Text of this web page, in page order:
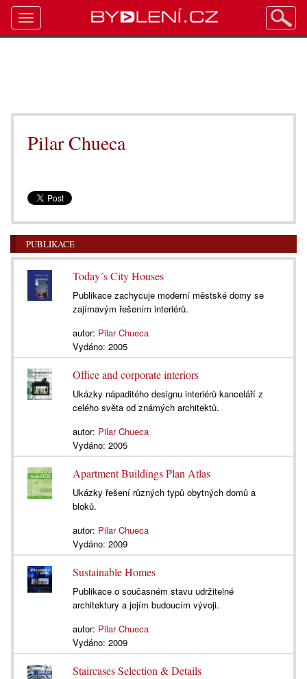
Pilar Chueca
PUBLIKACE
Today´s City Houses
Publikace zachycuje moderní městské domy se
zajímavým řešením interiérů.
autor: Pilar Chueca
Vydáno: 2005
Office and corporate interiors
Ukázky nápaditého designu interiérů kanceláří z
celého světa od známých architektů.
autor: Pilar Chueca
Vydáno: 2005
Apartment Buildings Plan Atlas
Ukázky řešení různých typů obytných domů a
bloků.
autor: Pilar Chueca
Vydáno: 2009
Sustainable Homes
Publikace o současném stavu udržitelné
architektury a jejím budoucím vývoji.
autor: Pilar Chueca
Vydáno: 2009
Staircases Selection & Details
Toggle
navigation